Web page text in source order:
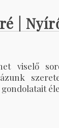
|
viselő